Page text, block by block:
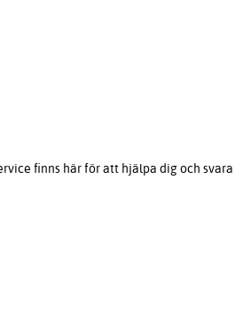
finns här för att hjälpa dig och